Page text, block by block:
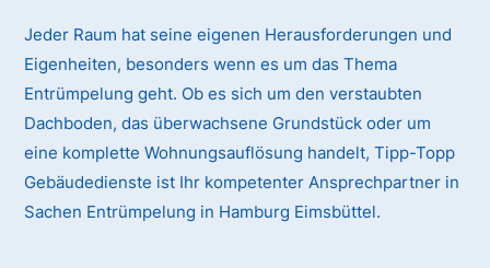
Jeder Raum hat seine eigenen Herausforderungen und
Eigenheiten, besonders wenn es um das Thema
Entrümpelung geht. Ob es sich um den verstaubten
Dachboden, das überwachsene Grundstück oder um
eine komplette Wohnungsauflösung handelt, Tipp-Topp
Gebäudedienste ist Ihr kompetenter Ansprechpartner in
Sachen Entrümpelung in Hamburg Eimsbüttel.